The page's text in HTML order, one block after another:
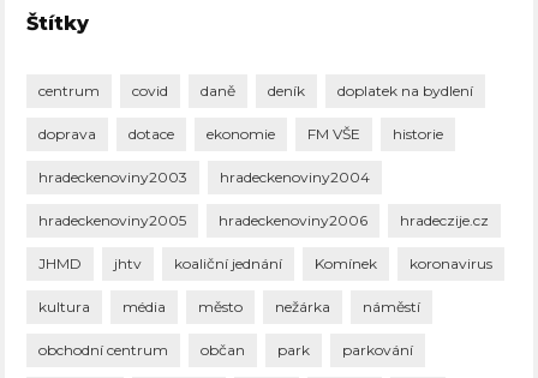
Štítky
centrum covid daně deník doplatek na bydlení
doprava dotace ekonomie FM VŠE historie
hradeckenoviny2003 hradeckenoviny2004
hradeckenoviny2005 hradeckenoviny2006 hradeczije.cz
JHMD jhtv koaliční jednání Komínek koronavirus
kultura média město nežárka náměstí
obchodní centrum občan park parkování